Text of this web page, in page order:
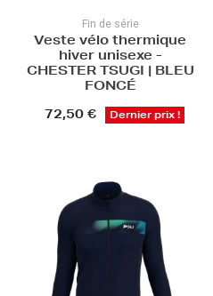
Fin de série
Veste vélo thermique
hiver unisexe -
CHESTER TSUGI | BLEU
FONCÉ
72,50 € Dernier prix !